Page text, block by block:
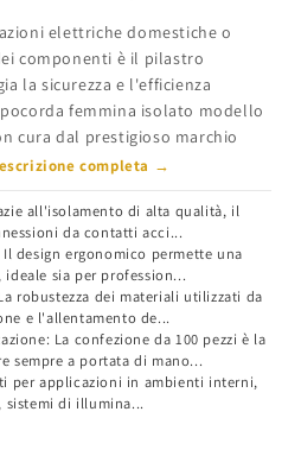
elettriche domestiche o
componenti è il pilastro
la sicurezza e l'efficienza
femmina isolato modello
cura dal prestigioso marchio
completa →
all'isolamento di alta qualità, il
da contatti acci...
design ergonomico permette una
sia per profession...
robustezza dei materiali utilizzati da
e l'allentamento de...
La confezione da 100 pezzi è la
sempre a portata di mano...
per applicazioni in ambienti interni,
di illumina...